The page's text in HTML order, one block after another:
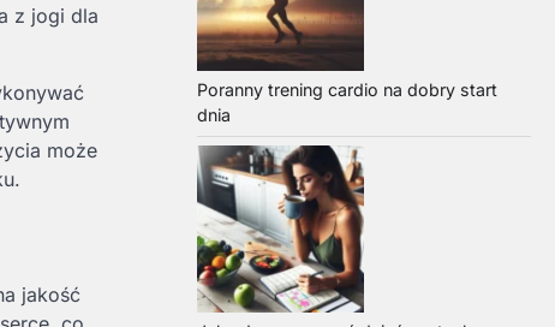
z jogi dla
może
jakość
Poranny trening cardio na dobry start
dnia